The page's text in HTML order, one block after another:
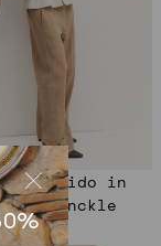
fluido in
crinckle
€ 109,90